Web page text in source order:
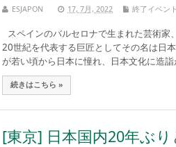
ESJAPON 17, 7月, 2022 終了イベン
スペインのバルセロナで生まれた芸術家
20世紀を代表する巨匠としてその名は日
が若い頃から日本に憧れ、日本文化に造
続きはこちら »
[東京] 日本国内20年ぶ